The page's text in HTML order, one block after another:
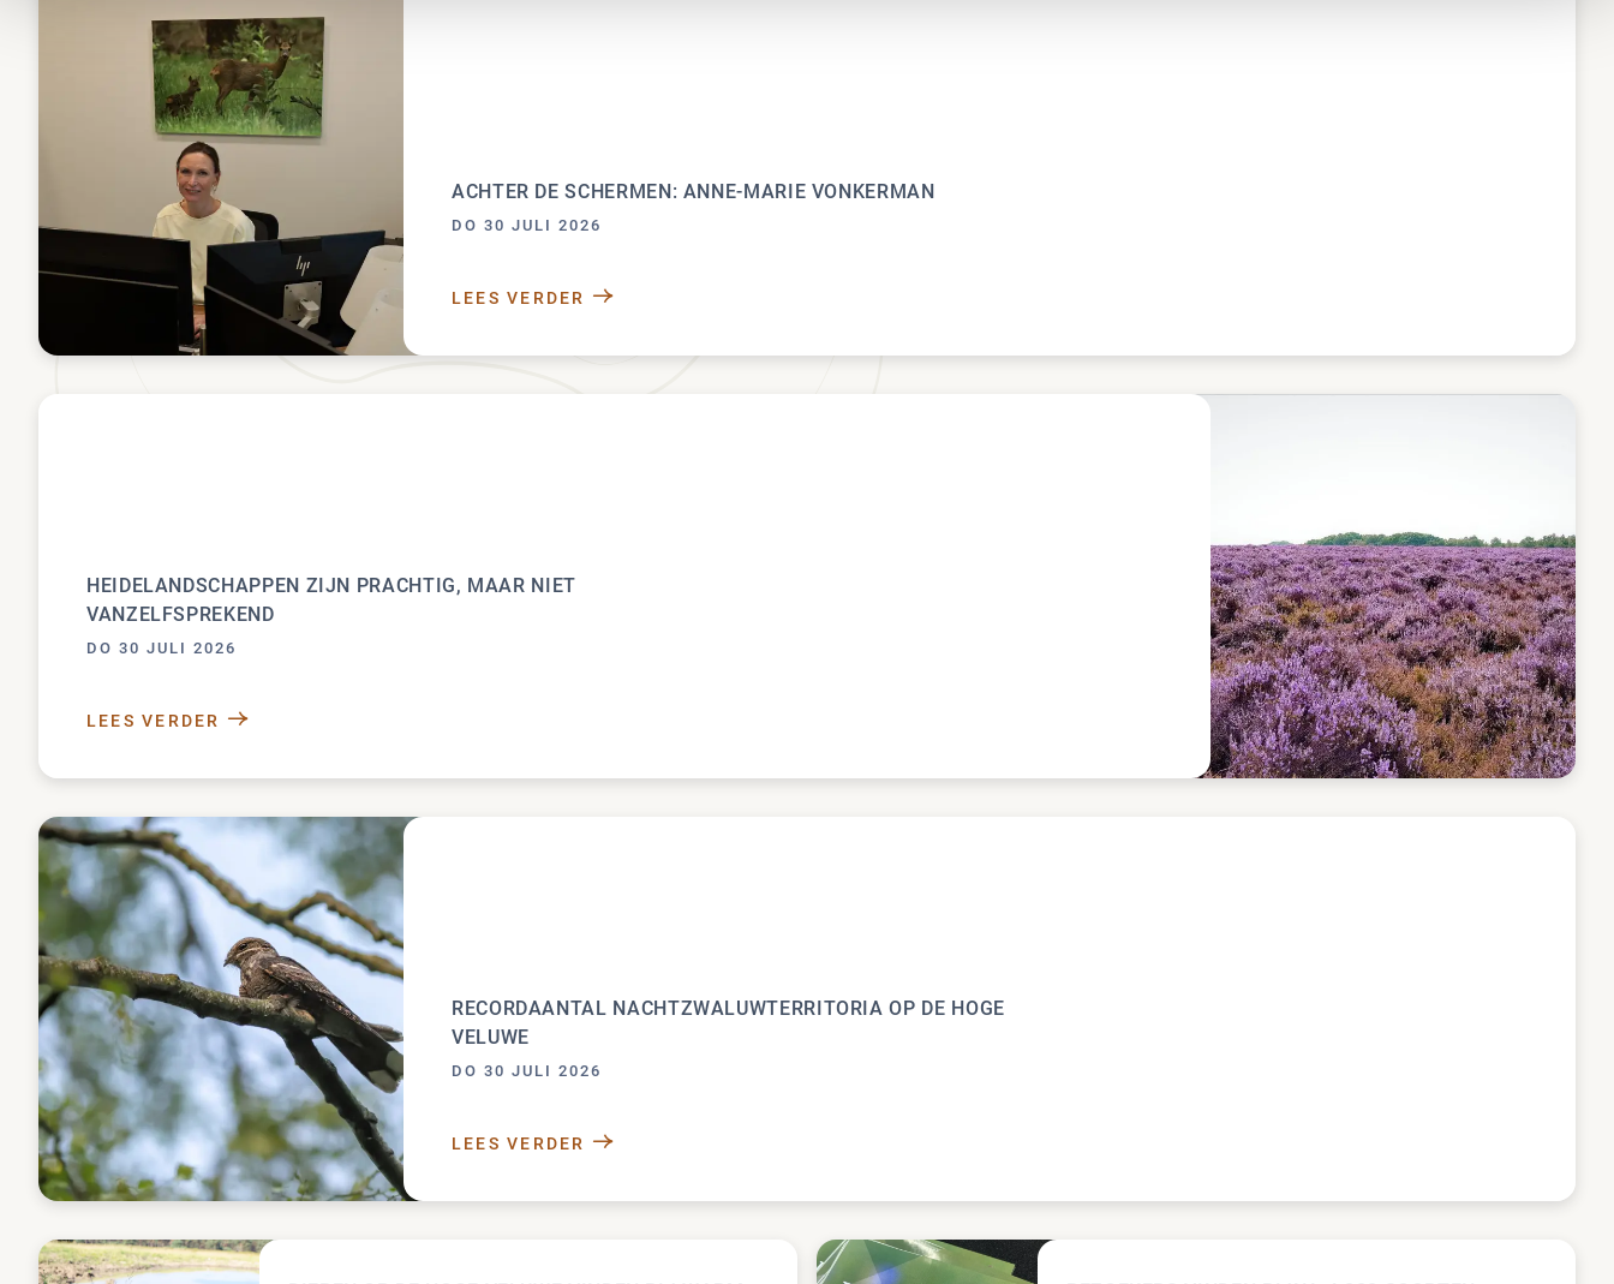
ACHTER DE SCHERMEN: ANNE-MARIE VONKERMAN
DO 30 JULI 2026
LEES VERDERACHTER DE SCHERMEN: ANNE-MARIE VONKERMAN
HEIDELANDSCHAPPEN ZIJN PRACHTIG, MAAR NIET
VANZELFSPREKEND
DO 30 JULI 2026
LEES VERDERHEIDELANDSCHAPPEN ZIJN PRACHTIG, MAAR NIET VANZELFSPREKEND
RECORDAANTAL NACHTZWALUWTERRITORIA OP DE HOGE
VELUWE
DO 30 JULI 2026
LEES VERDERRECORDAANTAL NACHTZWALUWTERRITORIA OP DE HOGE VELUWE